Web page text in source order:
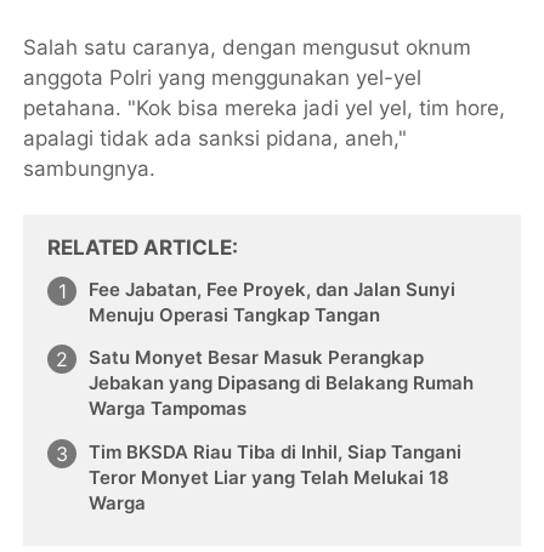
Salah satu caranya, dengan mengusut oknum
anggota Polri yang menggunakan yel-yel
petahana. "Kok bisa mereka jadi yel yel, tim hore,
apalagi tidak ada sanksi pidana, aneh,"
sambungnya.
RELATED ARTICLE
Fee Jabatan, Fee Proyek, dan Jalan Sunyi
Menuju Operasi Tangkap Tangan
Satu Monyet Besar Masuk Perangkap
Jebakan yang Dipasang di Belakang Rumah
Warga Tampomas
Tim BKSDA Riau Tiba di Inhil, Siap Tangani
Teror Monyet Liar yang Telah Melukai 18
Warga